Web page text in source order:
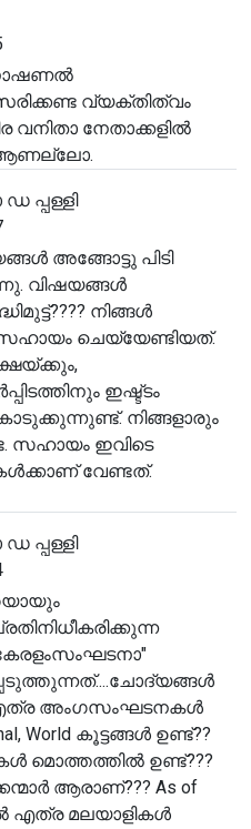
വ്യക്തിത്വം
നേതാക്കളിൽ
ആണല്ലോ.
പ്പള്ളി
അങ്ങോട്ടു പിടി
വിഷയങ്ങൾ
നിങ്ങൾ
ചെയ്യേണ്ടിയത്.
ഇഷ്ട്ടം
നിങ്ങളാരും
സഹായം ഇവിടെ
വേണ്ടത്.
പ്പള്ളി
എത്ര അംഗസംഘടനകൾ
World കൂട്ടങ്ങൾ ഉണ്ട്??
മൊത്തത്തിൽ ഉണ്ട്???
ആരാണ്??? As of
എത്ര മലയാളികൾ